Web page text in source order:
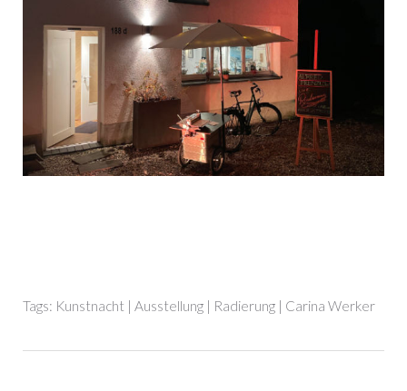
Tags: Kunstnacht | Ausstellung | Radierung | Carina Werker